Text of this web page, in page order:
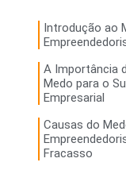
Introdução ao
A Importância
Medo para o
Empresarial
Causas do
Fracasso